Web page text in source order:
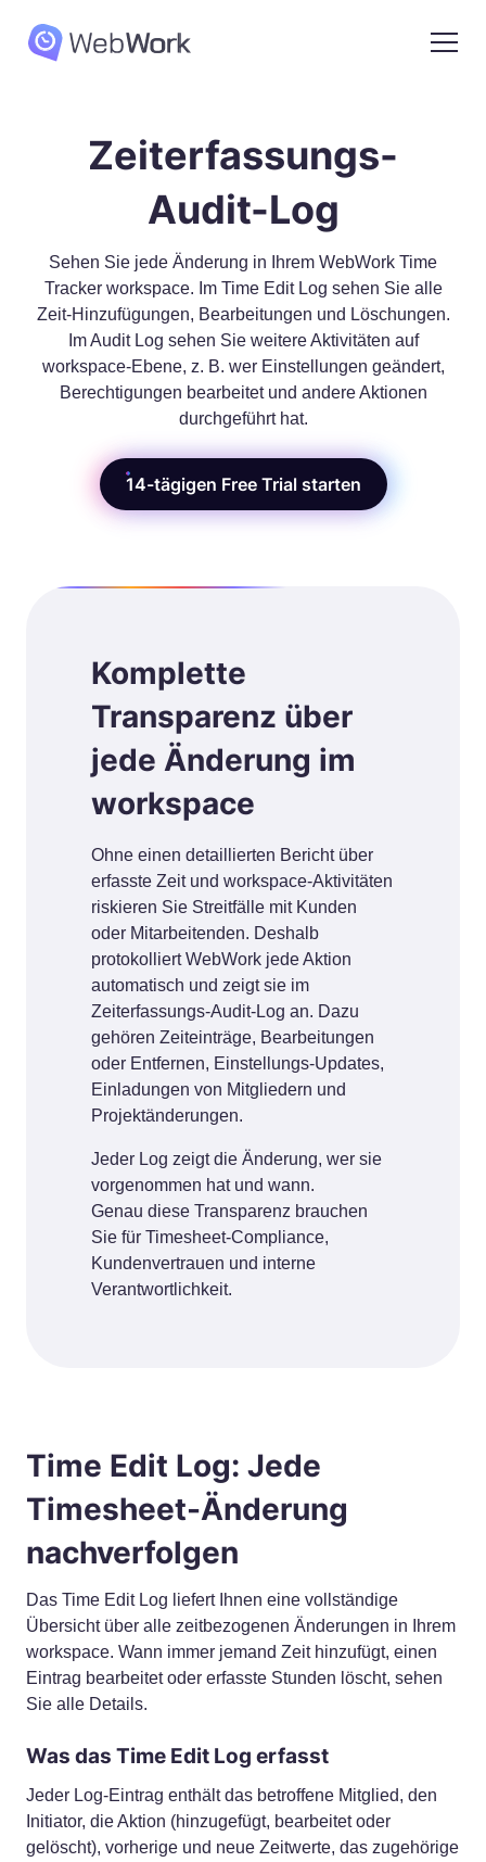
Zeiterfassungs-
Audit-Log
Sehen Sie jede Änderung in Ihrem WebWork Time
Tracker workspace. Im Time Edit Log sehen Sie alle
Zeit-Hinzufügungen, Bearbeitungen und Löschungen.
Im Audit Log sehen Sie weitere Aktivitäten auf
workspace-Ebene, z. B. wer Einstellungen geändert,
Berechtigungen bearbeitet und andere Aktionen
durchgeführt hat.
14-tägigen Free Trial starten
Komplette
Transparenz über
jede Änderung im
workspace
Ohne einen detaillierten Bericht über
erfasste Zeit und workspace-Aktivitäten
riskieren Sie Streitfälle mit Kunden
oder Mitarbeitenden. Deshalb
protokolliert WebWork jede Aktion
automatisch und zeigt sie im
Zeiterfassungs-Audit-Log an. Dazu
gehören Zeiteinträge, Bearbeitungen
oder Entfernen, Einstellungs-Updates,
Einladungen von Mitgliedern und
Projektänderungen.
Jeder Log zeigt die Änderung, wer sie
vorgenommen hat und wann.
Genau diese Transparenz brauchen
Sie für Timesheet-Compliance,
Kundenvertrauen und interne
Verantwortlichkeit.
Time Edit Log: Jede
Timesheet-Änderung
nachverfolgen
Das Time Edit Log liefert Ihnen eine vollständige
Übersicht über alle zeitbezogenen Änderungen in Ihrem
workspace. Wann immer jemand Zeit hinzufügt, einen
Eintrag bearbeitet oder erfasste Stunden löscht, sehen
Sie alle Details.
Was das Time Edit Log erfasst
Jeder Log-Eintrag enthält das betroffene Mitglied, den
Initiator, die Aktion (hinzugefügt, bearbeitet oder
gelöscht), vorherige und neue Zeitwerte, das zugehörige